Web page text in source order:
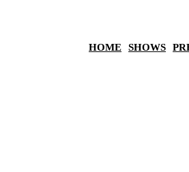
HOME SHOWS